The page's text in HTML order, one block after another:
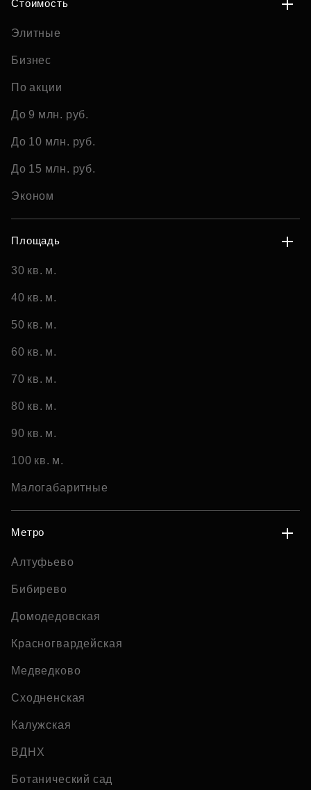
Стоимость
Элитные
Бизнес
По акции
До 9 млн. руб.
До 10 млн. руб.
До 15 млн. руб.
Эконом
Площадь
30 кв. м.
40 кв. м.
50 кв. м.
60 кв. м.
70 кв. м.
80 кв. м.
90 кв. м.
100 кв. м.
Малогабаритные
Метро
Алтуфьево
Бибирево
Домодедовская
Красногвардейская
Медведково
Сходненская
Калужская
ВДНХ
Ботанический сад